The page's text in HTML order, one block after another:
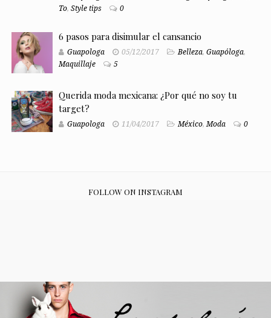
To, Style tips 0
6 pasos para disimular el cansancio
Guapologa 05/12/2017 Belleza, Guapóloga,
Maquillaje
5
Querida moda mexicana: ¿Por qué no soy tu
target?
Guapologa 11/04/2017 México,Moda 0
FOLLOW ON INSTAGRAM